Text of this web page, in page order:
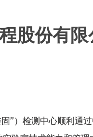
股份有
”）检测中心顺利通